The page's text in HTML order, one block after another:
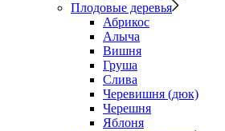
Плодовые деревья
Абрикос
Алыча
Вишня
Груша
Слива
Черевишня (дюк)
Черешня
Яблоня